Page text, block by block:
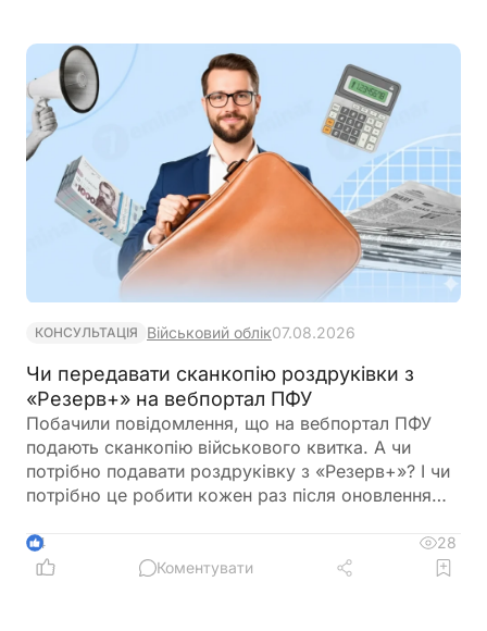
КОНСУЛЬТАЦІЯ Військовий облік07.08.2026
Чи передавати сканкопію роздруківки з
«Резерв+» на вебпортал ПФУ
Побачили повідомлення, що на вебпортал ПФУ
подають сканкопію військового квитка. А чи
потрібно подавати роздруківку з «Резерв+»? І чи
потрібно це робити кожен раз після оновлення
4
28
Коментувати